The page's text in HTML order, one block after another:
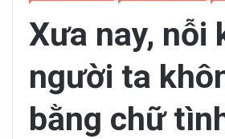
Xưa nay, nỗi
người ta
bằng chữ